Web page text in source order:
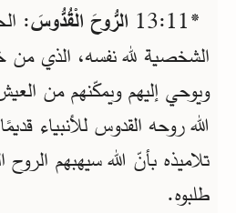
*11‏:13 الرُّوحَ الْقُدُّوسَ:
الشخصية لله نفسه، الذي من
ويوحي إليهم ويمكّنهم من
الله روحه القدوس للأنبياء
تلاميذه بأنّ الله سيهبهم
طلبوه.